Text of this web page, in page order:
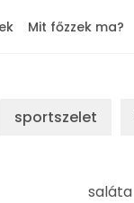
Mit főzzek ma?
sportszelet
saláta